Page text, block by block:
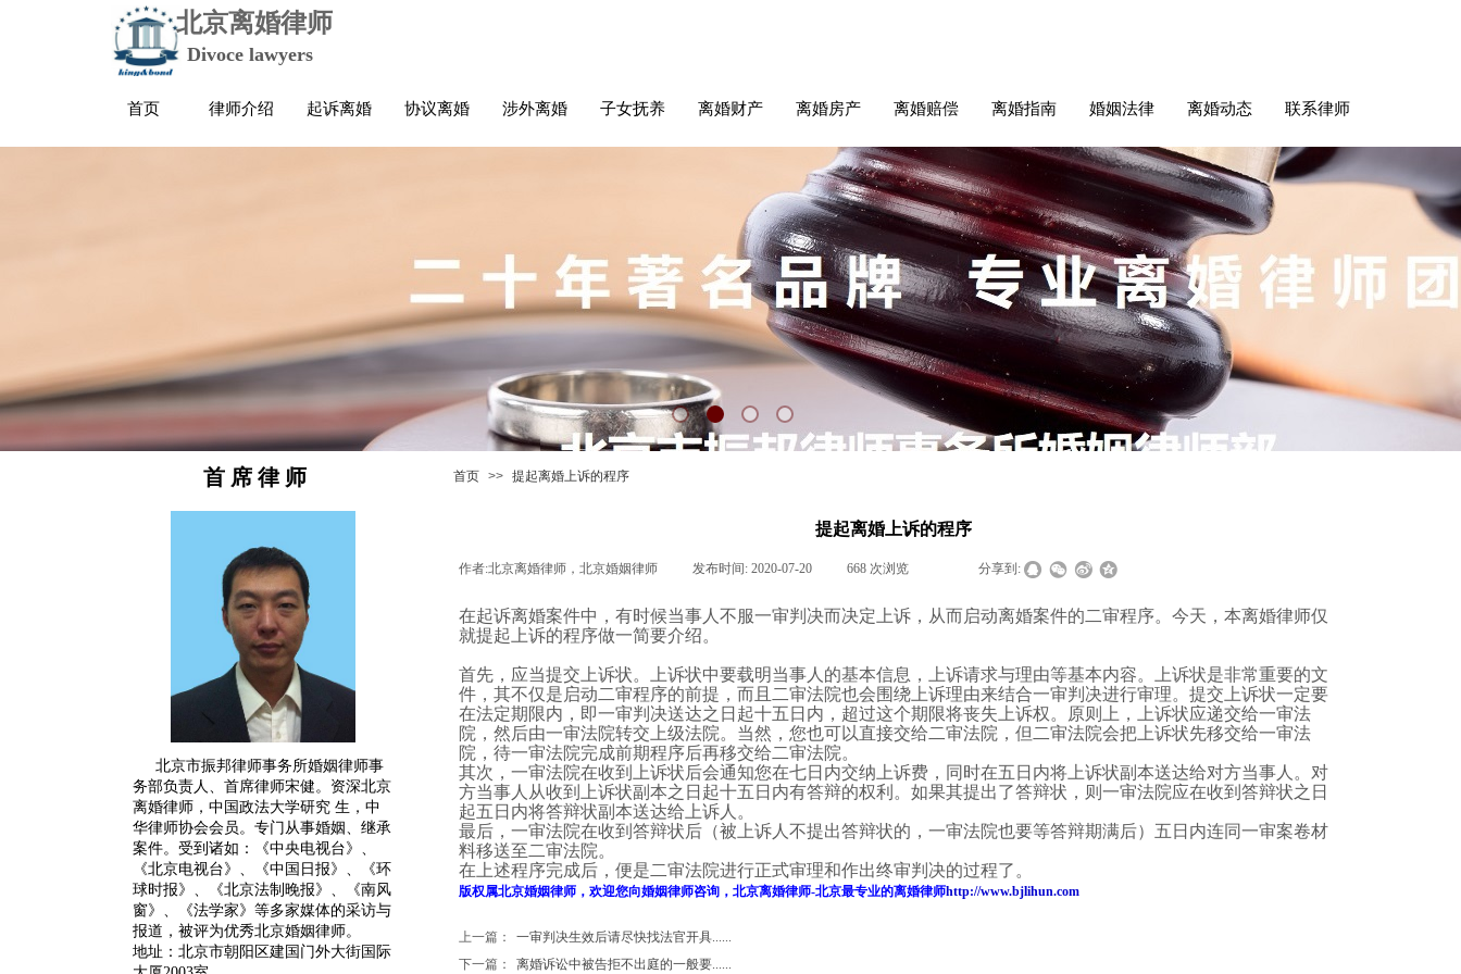
北京离婚律师
Divoce lawyers
首页 律师介绍 起诉离婚 协议离婚 涉外离婚 子女抚养 离婚财产 离婚房产 离婚赔偿 离婚指南 婚姻法律 离婚动态 联系律师
首 席 律 师 首页 >> 提起离婚上诉的程序
提起离婚上诉的程序
作者:北京离婚律师，北京婚姻律师 发布时间: 2020-07-20 668 次浏览 分享到:
在起诉离婚案件中，有时候当事人不服一审判决而决定上诉，从而启动离婚案件的二审程序。今天，本离婚律师仅
就提起上诉的程序做一简要介绍。
首先，应当提交上诉状。上诉状中要载明当事人的基本信息，上诉请求与理由等基本内容。上诉状是非常重要的文
件，其不仅是启动二审程序的前提，而且二审法院也会围绕上诉理由来结合一审判决进行审理。提交上诉状一定要
在法定期限内，即一审判决送达之日起十五日内，超过这个期限将丧失上诉权。原则上，上诉状应递交给一审法
院，然后由一审法院转交上级法院。当然，您也可以直接交给二审法院，但二审法院会把上诉状先移交给一审法
院，待一审法院完成前期程序后再移交给二审法院。
其次，一审法院在收到上诉状后会通知您在七日内交纳上诉费，同时在五日内将上诉状副本送达给对方当事人。对
方当事人从收到上诉状副本之日起十五日内有答辩的权利。如果其提出了答辩状，则一审法院应在收到答辩状之日
起五日内将答辩状副本送达给上诉人。
最后，一审法院在收到答辩状后（被上诉人不提出答辩状的，一审法院也要等答辩期满后）五日内连同一审案卷材
料移送至二审法院。
在上述程序完成后，便是二审法院进行正式审理和作出终审判决的过程了。
版权属北京婚姻律师 ，欢迎您向婚姻律师咨询， 北京离婚律师-北京最专业的离婚律师http://www.bjlihun.com
上一篇：
一审判决生效后请尽快找法官开具......
下一篇：
离婚诉讼中被告拒不出庭的一般要......
北京市振邦律师事务所婚姻律师事
务部负责人、首席律师宋健。 资深北京
离婚律师 ，中国政法大学研究 生，中
华律师协会会员。专门从事婚姻、继承
案件。受到诸如：《中央电视台》、
《北京电视台》、《中国日报》、《环
球时报》、《北京法制晚报》、《南风
窗》、《法学家》等多家媒体的采访与
报道，被评为优秀北京婚姻律师。
地址：北京市朝阳区建国门外大街国际